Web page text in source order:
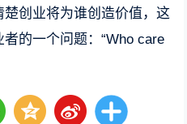
创业将为谁创造价值，这
的一个问题：“Who care